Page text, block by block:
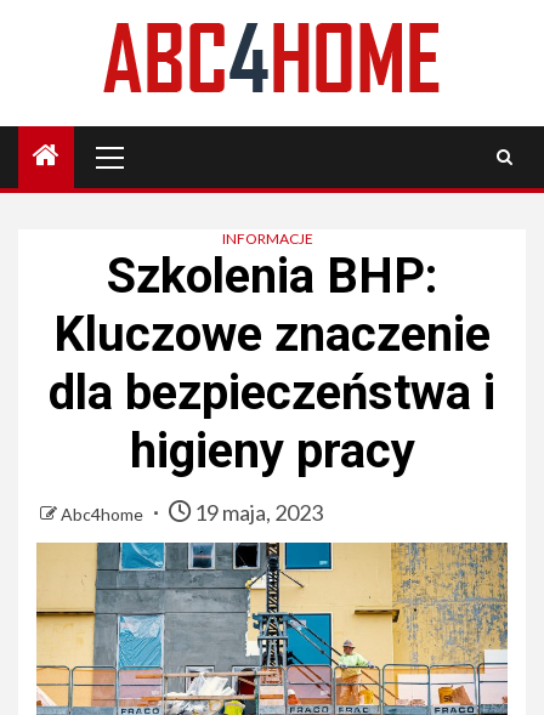
Menu
INFORMACJE
Szkolenia BHP:
Kluczowe znaczenie
dla bezpieczeństwa i
higieny pracy
Abc4home 19 maja, 2023